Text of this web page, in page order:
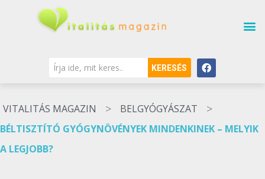
KERESÉS
VITALITÁS MAGAZIN > BELGYÓGYÁSZAT >
BÉLTISZTÍTÓ GYÓGYNÖVÉNYEK MINDENKINEK – MELYIK
A LEGJOBB?